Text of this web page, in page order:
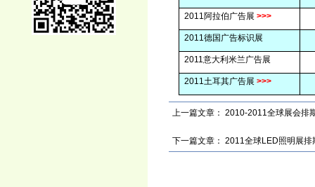
2011阿拉伯广告展 >>>
2011德国广告标识展
2011意大利米兰广告展
2011土耳其广告展 >>>
上一篇文章： 2010-2011全球展会排
下一篇文章： 2011全球LED照明展排